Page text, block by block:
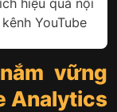
YouTube
vững
Analytics